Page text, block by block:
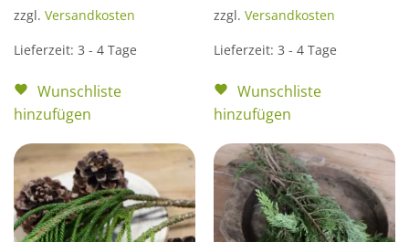
zzgl. Versandkosten
Lieferzeit: 3 - 4 Tage
Wunschliste
hinzufügen
zzgl. Versandkosten
Lieferzeit: 3 - 4 Tage
Wunschliste
hinzufügen